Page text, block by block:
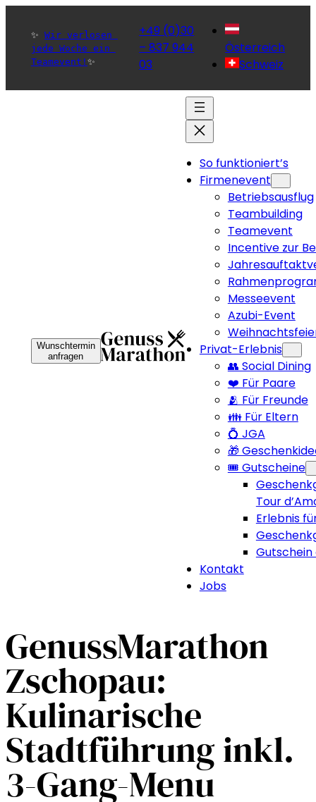
✨ Wir verlosen
jede Woche ein
Teamevent! ✨
+49 (0)30
– 837 944
03
Österreich
Schweiz
So funktioniert’s
Firmenevent
Betriebsausflug
Teambuilding
Teamevent
Incentive zur
Messeevent
Azubi-Event
Privat-Erlebnis
👥 Social Dining
❤️ Für Paare
🫂 Für Freunde
👪 Für Eltern
💍 JGA
🎁
🎟️ Gutscheine
Tour
Erlebnis
Gutschein
Kontakt
Jobs
Wunschtermin
anfragen
GenussMarathon
Zschopau:
Kulinarische
Stadtführung inkl.
3-Gang-Menu